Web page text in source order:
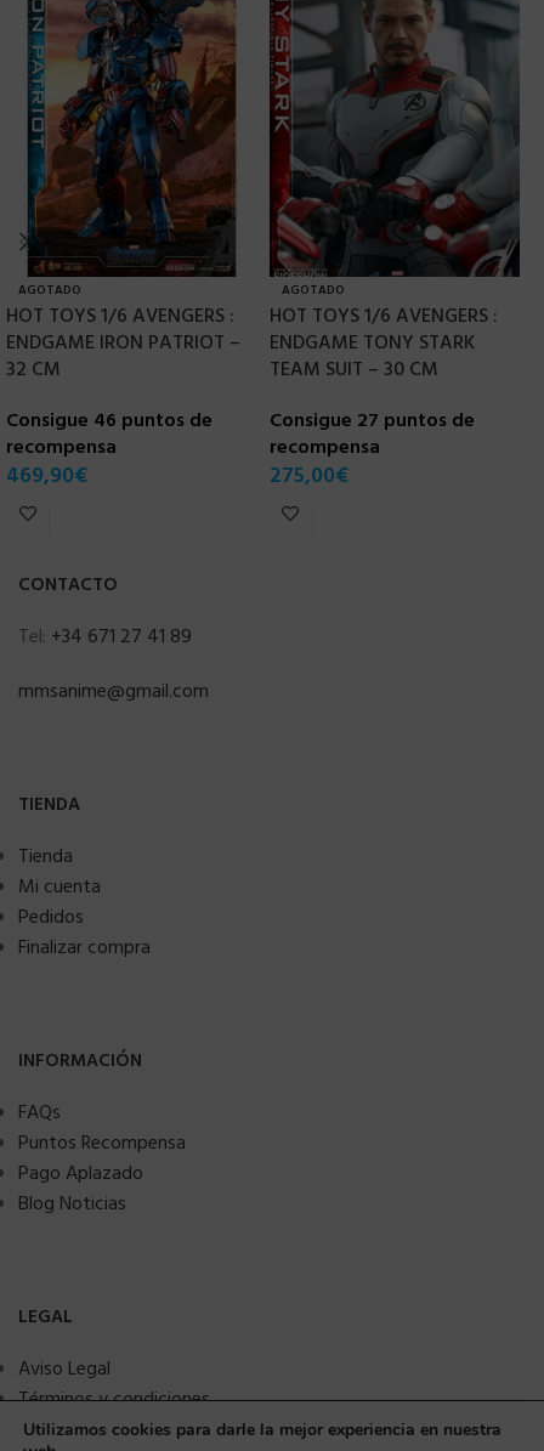
AGOTADO
HOT TOYS 1/6 AVENGERS :
ENDGAME IRON PATRIOT –
32 CM
Consigue 46 puntos de
recompensa
469,90€
AGOTADO
HOT TOYS 1/6 AVENGERS :
ENDGAME TONY STARK
TEAM SUIT – 30 CM
Consigue 27 puntos de
recompensa
275,00€
CONTACTO
Tel: +34 671 27 41 89
mmsanime@gmail.com
TIENDA
Tienda
Mi cuenta
Pedidos
Finalizar compra
INFORMACIÓN
FAQs
Puntos Recompensa
Pago Aplazado
Blog Noticias
LEGAL
Aviso Legal
Términos y condiciones
Política de privacidad
Utilizamos cookies para darle la mejor experiencia en nuestra